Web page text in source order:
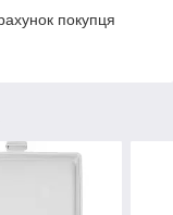
покупця